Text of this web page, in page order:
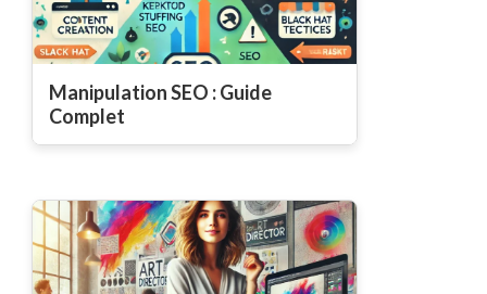
Manipulation SEO : Guide
Complet